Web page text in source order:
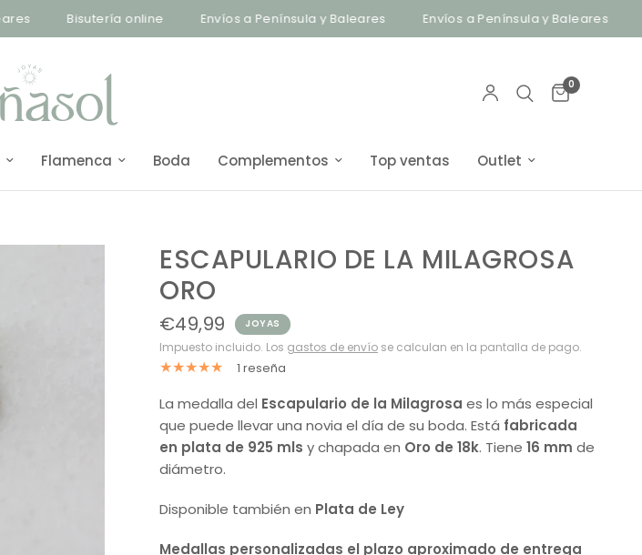
Bisutería online Envíos a Península y Baleares Envíos a Península y Baleares
0
Flamenca Boda Complementos Top ventas Outlet
ESCAPULARIO DE LA MILAGROSA
ORO
€49,99 JOYAS
Impuesto incluido. Los gastos de envío se calculan en la pantalla de pago.
1 reseña
La medalla del Escapulario de la Milagrosa es lo más especial
que puede llevar una novia el día de su boda. Está fabricada
en plata de 925 mls y chapada en Oro de 18k. Tiene16 mm de
diámetro.
Disponible también en Plata de Ley
Medallas personalizadas el plazo aproximado de entrega